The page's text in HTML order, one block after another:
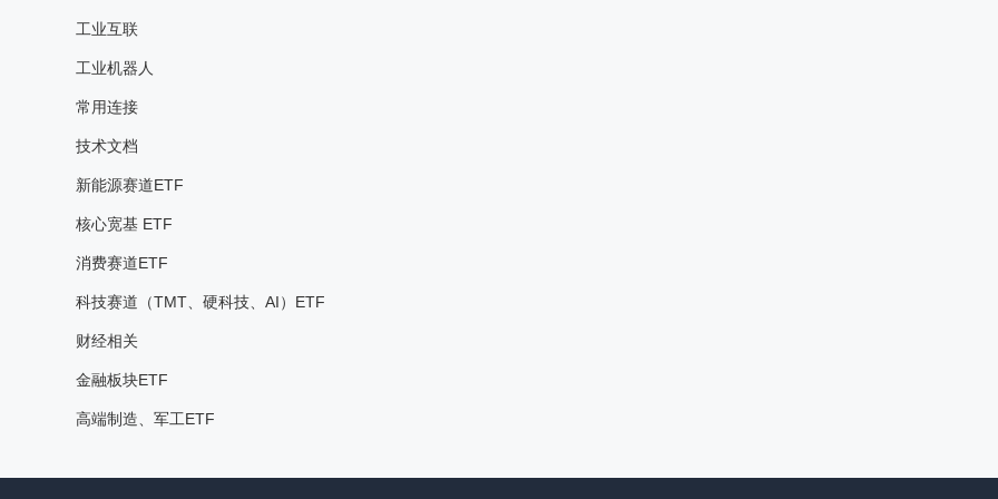
工业互联
工业机器人
常用连接
技术文档
新能源赛道ETF
核心宽基 ETF
消费赛道ETF
科技赛道（TMT、硬科技、AI）ETF
财经相关
金融板块ETF
高端制造、军工ETF